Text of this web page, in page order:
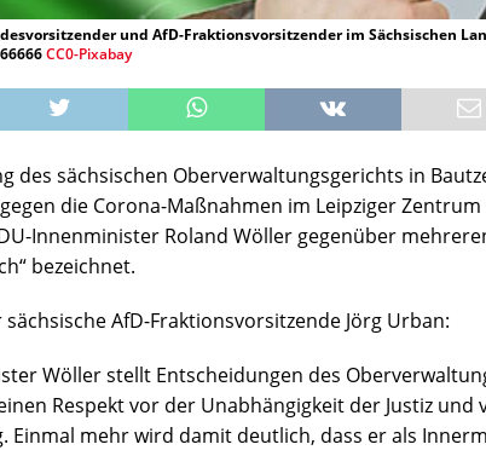
und AfD-Fraktionsvorsitzender im Sächsischen
CC0-Pixabay
des sächsischen Oberverwaltungsgerichts in
die Corona-Maßnahmen im Leipziger
Innenminister Roland Wöller gegenüber
bezeichnet.
AfD-Fraktionsvorsitzende Jörg Urban:
Wöller stellt Entscheidungen des
Respekt vor der Unabhängigkeit der Justiz und
Einmal mehr wird damit deutlich, dass er als